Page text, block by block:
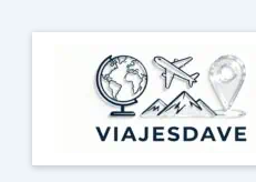
contenido